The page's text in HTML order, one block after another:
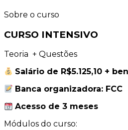
Sobre o curso
CURSO INTENSIVO
Teoria + Questões
Salário de R$5.125,10 +
Banca organizadora: FCC
Acesso de 3 meses
Módulos do curso: